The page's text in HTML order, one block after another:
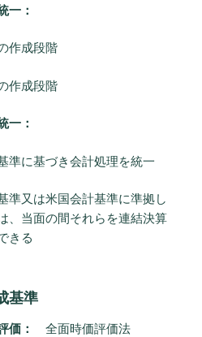
一：
作成段階
作成段階
一：
準に基づき会計処理を統一
準又は米国会計基準に準拠し
、当面の間それらを連結決算
きる
基準
価： 全面時価評価法